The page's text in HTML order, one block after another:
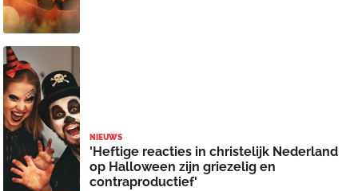
NIEUWS
'Heftige reacties in christelijk Nederland
op Halloween zijn griezelig en
contraproductief'